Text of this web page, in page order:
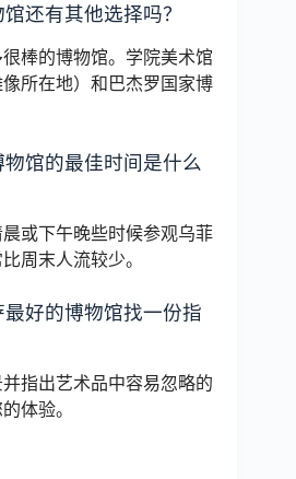
还有其他选择吗？
棒的博物馆。学院美术馆
像所在地）和巴杰罗国家博
馆的最佳时间是什么
或下午晚些时候参观乌菲
周末人流较少。
好的博物馆找一份指
指出艺术品中容易忽略的
体验。